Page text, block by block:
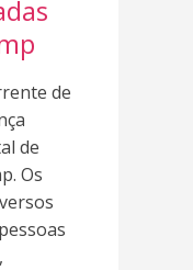
de
de
Os